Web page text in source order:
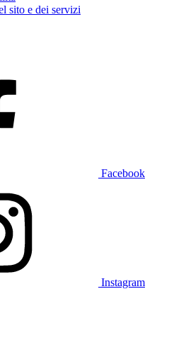
sito e dei servizi
Facebook
Instagram